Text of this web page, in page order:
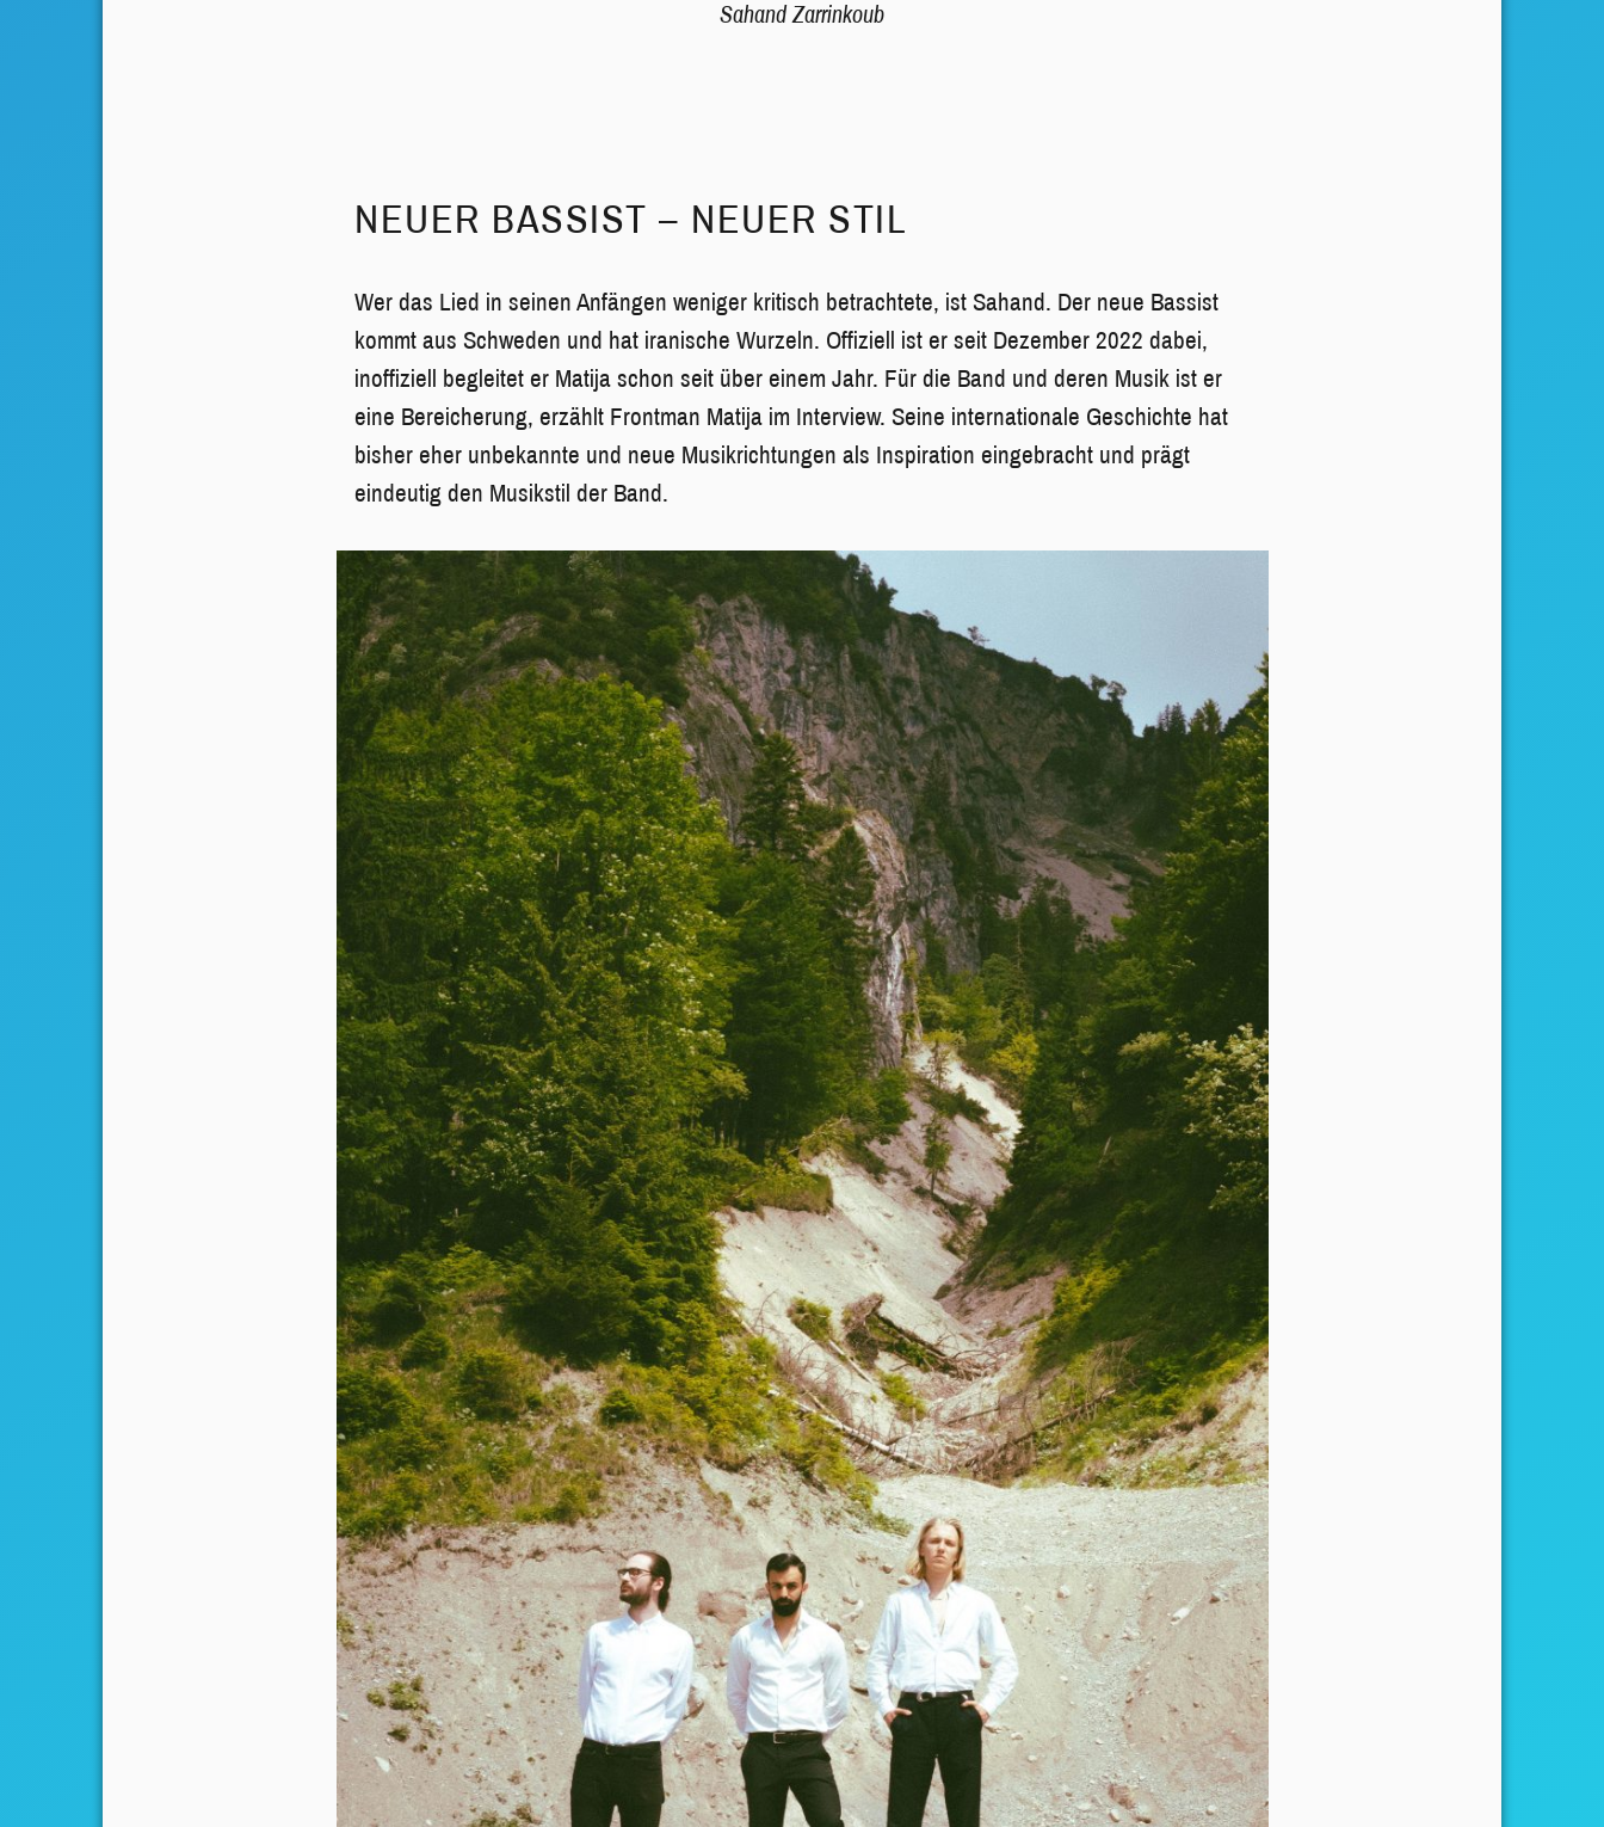
Sahand Zarrinkoub
NEUER BASSIST – NEUER STIL
Wer das Lied in seinen Anfängen weniger kritisch betrachtete, ist Sahand. Der neue Bassist
kommt aus Schweden und hat iranische Wurzeln. Offiziell ist er seit Dezember 2022 dabei,
inoffiziell begleitet er Matija schon seit über einem Jahr. Für die Band und deren Musik ist er
eine Bereicherung, erzählt Frontman Matija im Interview. Seine internationale Geschichte hat
bisher eher unbekannte und neue Musikrichtungen als Inspiration eingebracht und prägt
eindeutig den Musikstil der Band.